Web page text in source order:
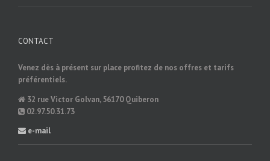
CONTACT
Venez dès à présent sur place profitez de nos offres et tarifs
préférentiels.
32 rue Victor Golvan, 56170 Quiberon
02.97.50.31.73
e-mail